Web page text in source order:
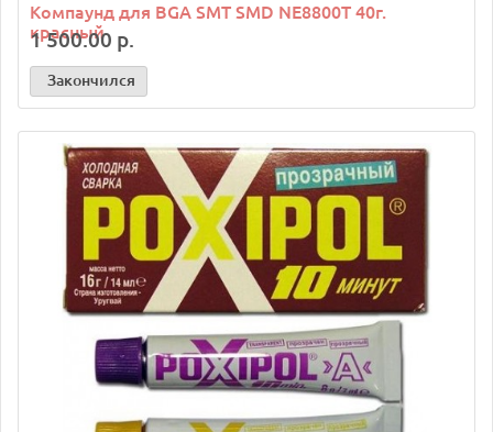
Компаунд для BGA SMT SMD NE8800T 40г.
красный
1 500.00 р.
Закончился